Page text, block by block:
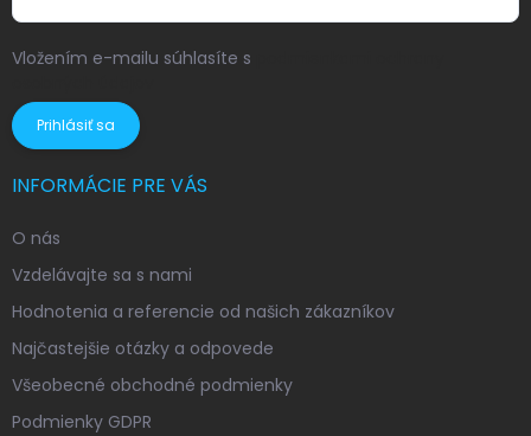
Vložením e-mailu súhlasíte s
Prihlásiť sa
INFORMÁCIE PRE VÁS
O nás
Vzdelávajte sa s nami
Hodnotenia a referencie od našich zákazníkov
Najčastejšie otázky a odpovede
Všeobecné obchodné podmienky
Podmienky GDPR